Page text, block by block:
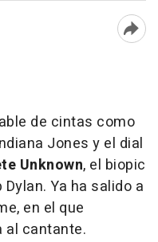
de cintas como
Jones y el dial
Unknown, el biopic
Ya ha salido a
en el que
al cantante.